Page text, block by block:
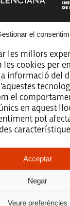
el
les millors
les cookies per
informació del
el
en aquest
pot
Acceptar
Negar
Veure preferències
de datos
de tratamiento